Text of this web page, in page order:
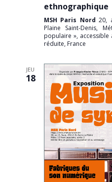
ethnographique
MSH Paris Nord20,
Plaine Saint-Denis,
populaire »,
réduite, France
JEU
18